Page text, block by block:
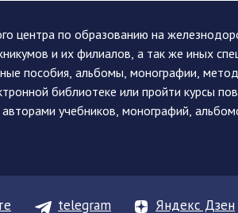
центра по образованию на
и их филиалов, а так же иных
пособия, альбомы, монографии,
библиотеке или пройти курсы
авторами учебников, монографий,
telegram Яндекс Дзен